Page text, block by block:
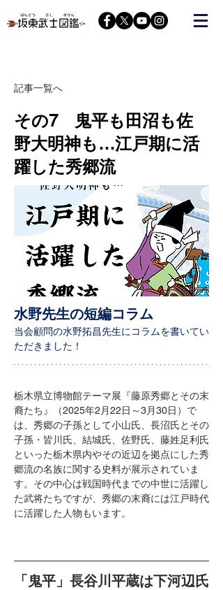
記事一覧へ
その7 鬼平も田沼も佐
野大明神も…江戸期に活
躍した秀郷流
水野先生の短編コラム
当会顧問の水野拓昌先生にコラムを書いてい
ただきました！
栃木県立博物館テーマ展『藤原秀郷とその末
裔たち』（2025年2月22日～3月30日）で
は、秀郷の子孫として小山氏、長沼氏とその
子孫・皆川氏、結城氏、佐野氏、藤姓足利氏
といった栃木県内やその近辺を拠点にした秀
郷流の名族に関する史料が展示されていま
す。その中心は戦国時代までの中世に活躍し
た武将たちですが、秀郷の末裔には江戸時代
に活躍した人物もいます。
「鬼平」長谷川平蔵は下河辺氏